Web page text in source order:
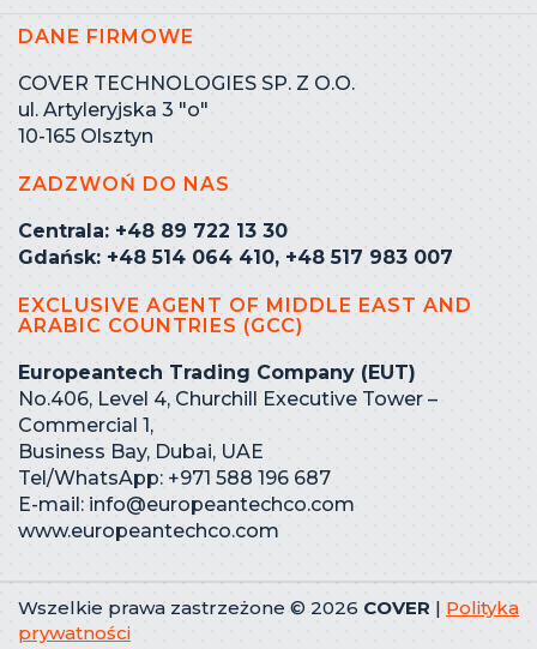
DANE FIRMOWE
COVER TECHNOLOGIES SP. Z O.O.
ul. Artyleryjska 3 ″o″
10-165 Olsztyn
ZADZWOŃ DO NAS
Centrala: +48 89 722 13 30
Gdańsk: +48 514 064 410, +48 517 983 007
EXCLUSIVE AGENT OF MIDDLE EAST AND
ARABIC COUNTRIES (GCC)
Europeantech Trading Company (EUT)
No.406, Level 4, Churchill Executive Tower –
Commercial 1,
Business Bay, Dubai, UAE
Tel/WhatsApp: +971 588 196 687
E-mail: info@europeantechco.com
www.europeantechco.com
Wszelkie prawa zastrzeżone © 2026 COVER | Polityka
prywatności